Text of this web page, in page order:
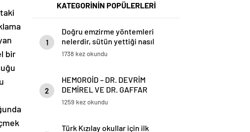
bir
KATEGORİNİN POPÜLERLERİ
1
Doğru emzirme yöntemleri
nelerdir, sütün yettiği nasıl
anlaşılır?
1738 kez okundu
2
HEMOROİD – DR. DEVRİM
DEMİREL VE DR. GAFFAR
KARADOĞAN
1259 kez okundu
Türk Kızılay okullar için ilk